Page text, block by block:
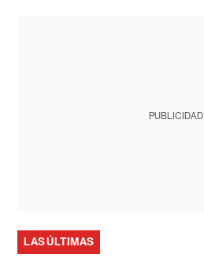
PUBLICIDAD
LAS ÚLTIMAS